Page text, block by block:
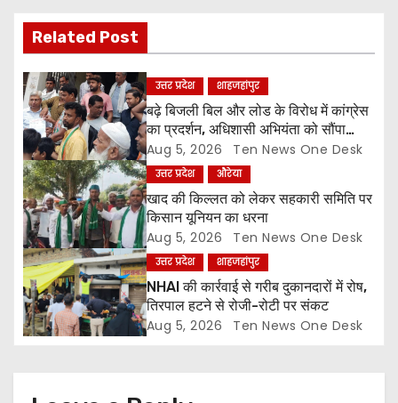
i
g
a
t
i
o
n
Related Post
उत्तर प्रदेश शाहजहांपुर
बढ़े बिजली बिल और लोड के विरोध में कांग्रेस
का प्रदर्शन, अधिशासी अभियंता को सौंपा
ज्ञापन
Aug 5, 2026 Ten News One Desk
उत्तर प्रदेश औरेया
खाद की किल्लत को लेकर सहकारी समिति पर
किसान यूनियन का धरना
Aug 5, 2026 Ten News One Desk
उत्तर प्रदेश शाहजहांपुर
NHAI की कार्रवाई से गरीब दुकानदारों में रोष,
तिरपाल हटने से रोजी-रोटी पर संकट
Aug 5, 2026 Ten News One Desk